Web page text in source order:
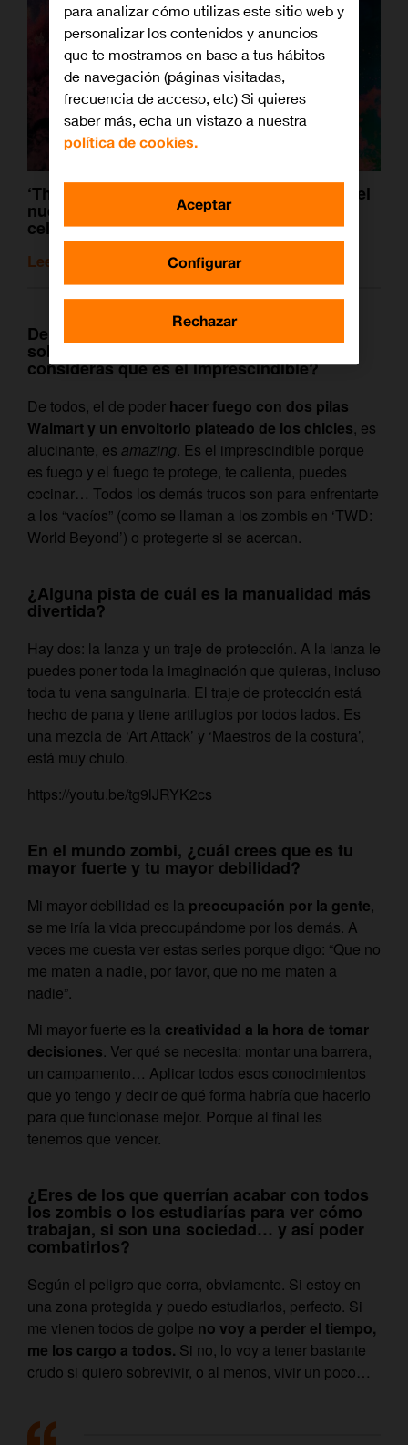
‘The Walking Dead: World Beyond’: así es el
nuevo ‘spin-off’ de la serie de zombis más
celebrada
Leer artículo relacionado
De todos los trucos que enseñas para
sobrevivir a un apocalipsis zombi, ¿cuál
consideras que es el imprescindible?
De todos, el de poder hacer fuego con dos pilas
Walmart y un envoltorio plateado de los chicles, es
alucinante, es amazing. Es el imprescindible porque
es fuego y el fuego te protege, te calienta, puedes
cocinar… Todos los demás trucos son para enfrentarte
a los “vacíos” (como se llaman a los zombis en ‘TWD:
World Beyond’) o protegerte si se acercan.
¿Alguna pista de cuál es la manualidad más
divertida?
Hay dos: la lanza y un traje de protección. A la lanza le
puedes poner toda la imaginación que quieras, incluso
toda tu vena sanguinaria. El traje de protección está
hecho de pana y tiene artilugios por todos lados. Es
una mezcla de ‘Art Attack’ y ‘Maestros de la costura’,
está muy chulo.
https://youtu.be/tg9lJRYK2cs
En el mundo zombi, ¿cuál crees que es tu
mayor fuerte y tu mayor debilidad?
Mi mayor debilidad es la preocupación por la gente,
se me iría la vida preocupándome por los demás. A
veces me cuesta ver estas series porque digo: “Que no
me maten a nadie, por favor, que no me maten a
nadie”.
Mi mayor fuerte es la creatividad a la hora de tomar
decisiones. Ver qué se necesita: montar una barrera,
un campamento… Aplicar todos esos conocimientos
que yo tengo y decir de qué forma habría que hacerlo
para que funcionase mejor. Porque al final les
tenemos que vencer.
¿Eres de los que querrían acabar con todos
los zombis o los estudiarías para ver cómo
trabajan, si son una sociedad… y así poder
combatirlos?
Según el peligro que corra, obviamente. Si estoy en
una zona protegida y puedo estudiarlos, perfecto. Si
me vienen todos de golpe no voy a perder el tiempo,
me los cargo a todos. Si no, lo voy a tener bastante
crudo si quiero sobrevivir, o al menos, vivir un poco…
para analizar cómo utilizas este sitio web y
personalizar los contenidos y anuncios
que te mostramos en base a tus hábitos
de navegación (páginas visitadas,
frecuencia de acceso, etc) Si quieres
saber más, echa un vistazo a nuestra
política de cookies.
Configurar
Rechazar
Aceptar